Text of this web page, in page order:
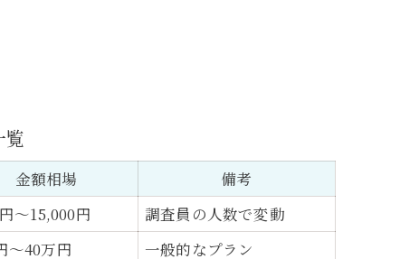
覧
金額相場
備考
〜15,000円
調査員の人数で変動
〜40万円
一般的なプラン